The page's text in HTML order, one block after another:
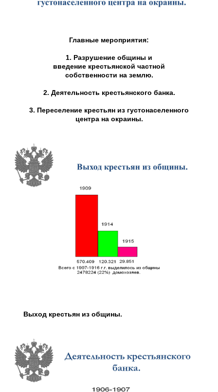
Главные мероприятия:
1. Разрушение общины и
введение крестьянской частной
собственности на землю.
2. Деятельность крестьянского банка.
3. Переселение крестьян из густонаселенного
центра на окраины.
Выход крестьян из общины.